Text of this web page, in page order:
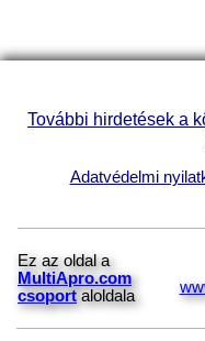
További hirdetések a
Adatvédelmi
Ez az oldal a
MultiApro.com
csoport aloldala